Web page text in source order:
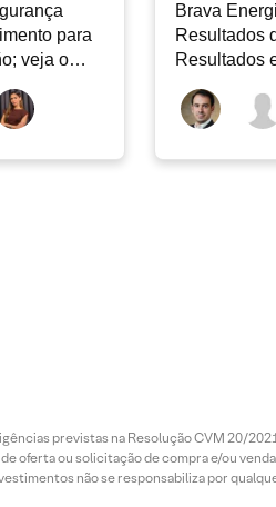
para
veja o
| Agosto
Brava
Resultados
Resultados
novo
previstas na Resolução CVM 20/
oferta ou solicitação de compra e/ou
não se responsabiliza por